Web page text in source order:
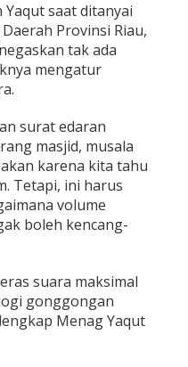
saat ditanyai
Provinsi Riau,
tak ada
mengatur
surat edaran
masjid, musala
karena kita tahu
Tetapi, ini harus
volume
boleh kencang-
suara maksimal
gonggongan
Menag Yaqut